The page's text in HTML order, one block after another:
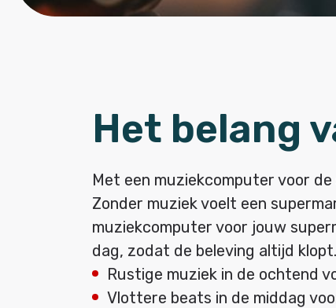
Het belang
Met een muziekcomputer voor
Zonder muziek voelt een
muziekcomputer voor jouw
dag, zodat de beleving altijd klopt.
Rustige muziek in de ochtend
Vlottere beats in de middag